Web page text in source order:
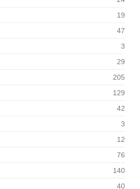
19
47
3
29
205
129
42
3
12
76
140
40